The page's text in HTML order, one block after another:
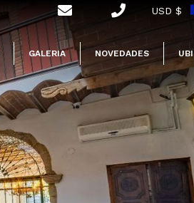
GALERIA NOVEDADES
USD $